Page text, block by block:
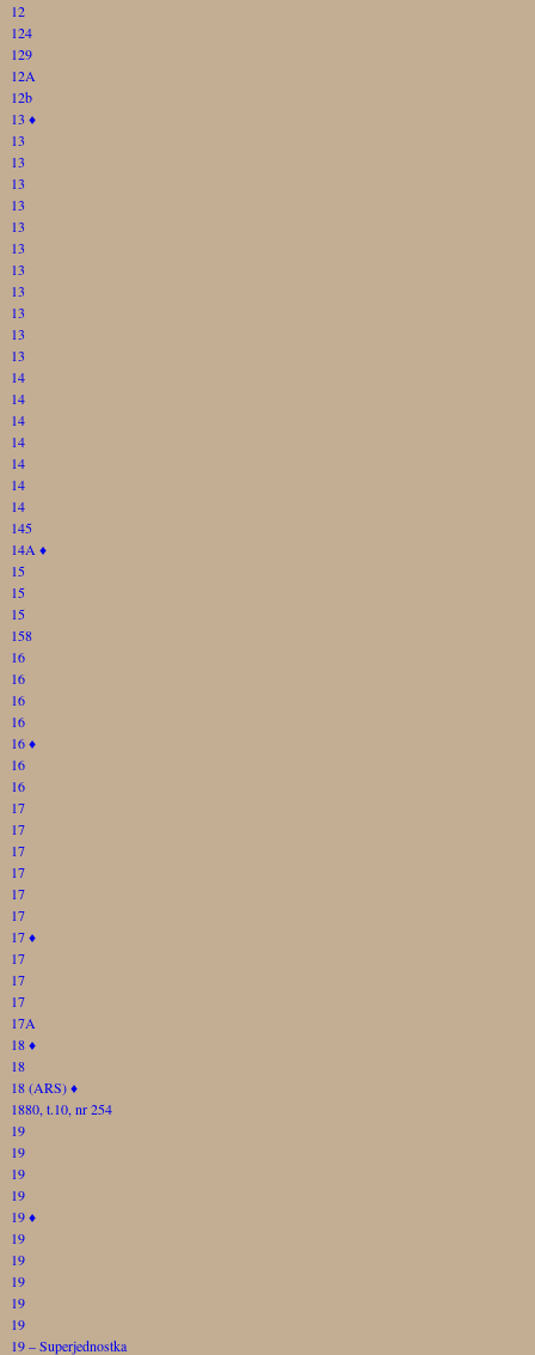
12
124
129
12A
12b
13 ♦
13
13
13
13
13
13
13
13
13
13
13
14
14
14
14
14
14
14
145
14A ♦
15
15
15
158
16
16
16
16
16♦
16
16
17
17
17
17
17
17
17♦
17
17
17
17A
18♦
18
18 (ARS)♦
1880, t.10, nr 254
19
19
19
19
19♦
19
19
19
19
19
19 – Superjednostka